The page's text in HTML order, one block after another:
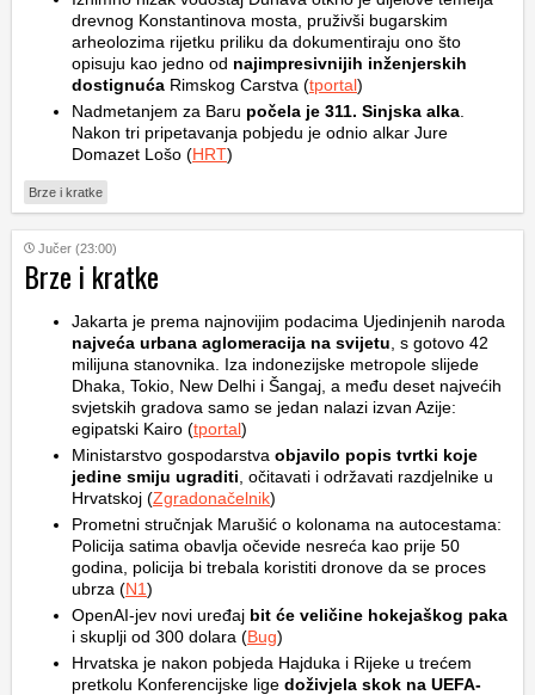
drevnog Konstantinova mosta, pruživši bugarskim
arheolozima rijetku priliku da dokumentiraju ono što
opisuju kao jedno od najimpresivnijih inženjerskih
dostignuća Rimskog Carstva (tportal)
Nadmetanjem za Baru počela je 311. Sinjska alka
Nakon tri pripetavanja pobjedu je odnio alkar Jure
Domazet Lošo (HRT)
Brze i kratke
Jučer (23:00)
Brze i kratke
Jakarta je prema najnovijim podacima Ujedinjenih naroda
najveća urbana aglomeracija na svijetu , s gotovo 42
milijuna stanovnika. Iza indonezijske metropole slijede
Dhaka, Tokio, New Delhi i Šangaj, a među deset najvećih
svjetskih gradova samo se jedan nalazi izvan Azije:
egipatski Kairo (tportal)
Ministarstvo gospodarstva objavilo popis tvrtki koje
jedine smiju ugraditi , očitavati i održavati razdjelnike u
Hrvatskoj (Zgradonačelnik)
Prometni stručnjak Marušić o kolonama na autocestama:
Policija satima obavlja očevide nesreća kao prije 50
godina, policija bi trebala koristiti dronove da se proces
ubrza (N1)
OpenAI-jev novi uređaj bit će veličine hokejaškog paka
i skuplji od 300 dolara (Bug)
Hrvatska je nakon pobjeda Hajduka i Rijeke u trećem
pretkolu Konferencijske lige doživjela skok na UEFA-